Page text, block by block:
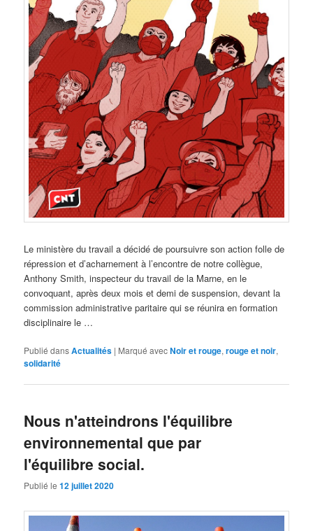
Le ministère du travail a décidé de poursuivre son action folle de
répression et d’acharnement à l’encontre de notre collègue,
Anthony Smith, inspecteur du travail de la Marne, en le
convoquant, après deux mois et demi de suspension, devant la
commission administrative paritaire qui se réunira en formation
disciplinaire le …
Publié dansActualités | Marqué avecNoir et rouge,rouge et noir,
solidarité
Nous n'atteindrons l'équilibre
environnemental que par
l'équilibre social.
Publié le12 juillet 2020